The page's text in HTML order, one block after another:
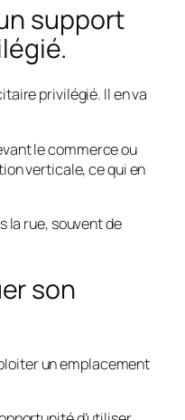
support
privilégié. Il en va
le commerce ou
verticale, ce qui en
la rue, souvent de
son
un emplacement